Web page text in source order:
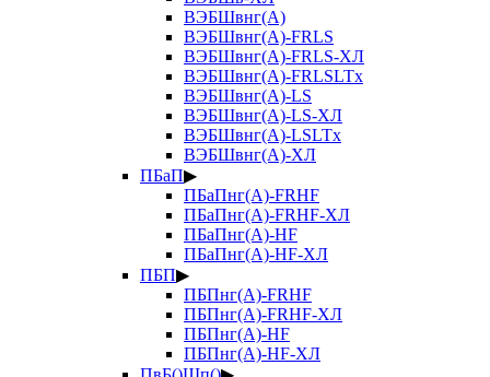
ВЭБШвнг(А)
ВЭБШвнг(А)-FRLS
ВЭБШвнг(А)-FRLS-ХЛ
ВЭБШвнг(А)-FRLSLTx
ВЭБШвнг(А)-LS
ВЭБШвнг(А)-LS-ХЛ
ВЭБШвнг(А)-LSLTx
ВЭБШвнг(А)-ХЛ
ПБаП▶
ПБаПнг(А)-FRHF
ПБаПнг(А)-FRHF-ХЛ
ПБаПнг(А)-HF
ПБаПнг(А)-HF-ХЛ
ПБП▶
ПБПнг(А)-FRHF
ПБПнг(А)-FRHF-ХЛ
ПБПнг(А)-HF
ПБПнг(А)-HF-ХЛ